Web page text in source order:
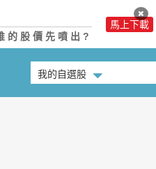
的股價先噴出?
馬上下載
我的自選股